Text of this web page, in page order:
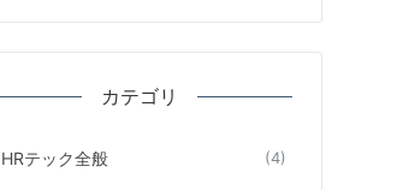
カテゴリ
HRテック全般 (4)